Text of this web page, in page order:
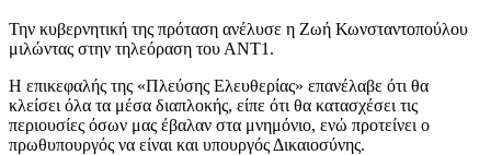
Την κυβερνητική της πρόταση ανέλυσε η Ζωή Κωνσταντοπούλου
μιλώντας στην τηλεόραση του ΑΝΤ1.
Η επικεφαλής της «Πλεύσης Ελευθερίας» επανέλαβε ότι θα
κλείσει όλα τα μέσα διαπλοκής, είπε ότι θα κατασχέσει τις
περιουσίες όσων μας έβαλαν στα μνημόνιο, ενώ προτείνει ο
πρωθυπουργός να είναι και υπουργός Δικαιοσύνης.